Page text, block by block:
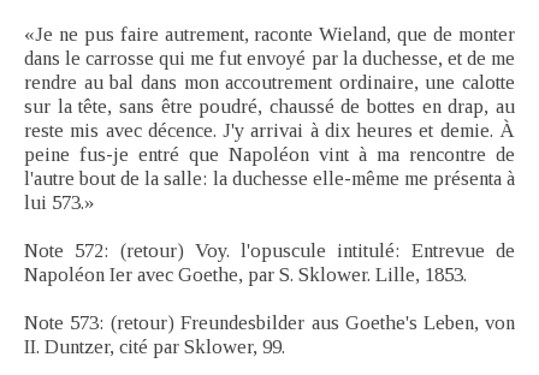
«Je ne pus faire autrement, raconte Wieland, que de monter
dans le carrosse qui me fut envoyé par la duchesse, et de me
rendre au bal dans mon accoutrement ordinaire, une calotte
sur la tête, sans être poudré, chaussé de bottes en drap, au
reste mis avec décence. J'y arrivai à dix heures et demie. À
peine fus-je entré que Napoléon vint à ma rencontre de
l'autre bout de la salle: la duchesse elle-même me présenta à
lui 573.»
Note 572: (retour) Voy. l'opuscule intitulé: Entrevue de
Napoléon Ier avec Goethe, par S. Sklower. Lille, 1853.
Note 573: (retour) Freundesbilder aus Goethe's Leben, von
II. Duntzer, cité par Sklower, 99.